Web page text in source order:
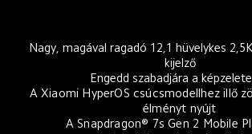
Nagy, magával ragadó 12,1 hüvelykes
kijelző
Engedd szabadjára a
A Xiaomi HyperOS csúcsmodellhez illő
élményt nyújt
A Snapdragon® 7s Gen 2 Mobile